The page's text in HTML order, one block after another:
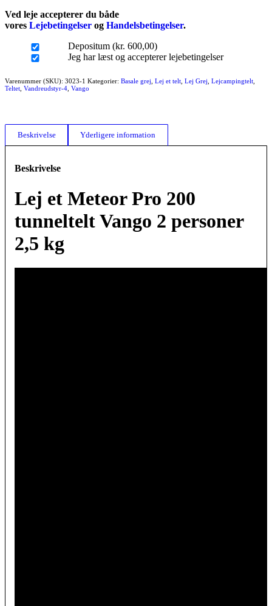
Ved leje accepterer du både
vores Lejebetingelser og Handelsbetingelser.
Depositum (kr. 600,00)
Jeg har læst og accepterer lejebetingelser
Varenummer (SKU): 3023-1 Kategorier: Basale grej Lej et telt Lej Grej Lejcampingtelt
Teltet Vandreudstyr-4 Vango
Beskrivelse Yderligere information
Beskrivelse
Lej et Meteor Pro 200
tunneltelt Vango 2 personer
2,5 kg